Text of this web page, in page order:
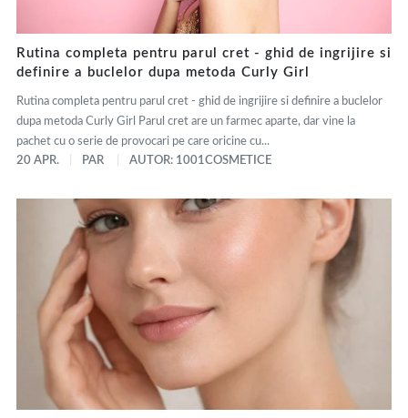
Rutina completa pentru parul cret - ghid de ingrijire si
definire a buclelor dupa metoda Curly Girl
Rutina completa pentru parul cret - ghid de ingrijire si definire a buclelor
dupa metoda Curly Girl Parul cret are un farmec aparte, dar vine la
pachet cu o serie de provocari pe care oricine cu...
20 APR.
PAR AUTOR: 1001COSMETICE